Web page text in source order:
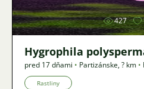
427
Hygrophila
pred 17 dňami • Partizánske,? km •
Rastliny